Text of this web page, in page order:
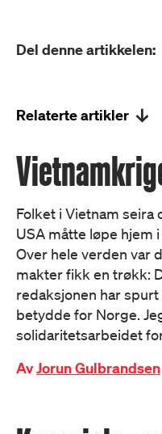
Del denne artikkelen:
Relaterte artikler
Folket i Vietnam seira
USA måtte løpe hjem
Over hele verden var
makter fikk en trøkk:
redaksjonen har
betydde for Norge.
solidaritetsarbeidet
AvJorun Gulbrandsen